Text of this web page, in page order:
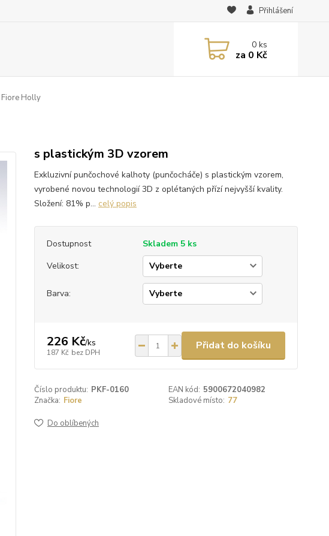
Přihlášení
0ks
za 0 Kč
Fiore Holly
s plastickým 3D vzorem
Exkluzivní punčochové kalhoty (punčocháče) s plastickým vzorem,
vyrobené novou technologií 3D z oplétaných přízí nejvyšší kvality.
Složení: 81% p... celý popis
Dostupnost
Skladem 5 ks
Velikost:
Barva:
226 Kč/ks
187 Kč bez DPH
Přidat do košíku
Číslo produktu: PKF-0160 EAN kód: 5900672040982
Značka: Fiore Skladové místo: 77
Do oblíbených